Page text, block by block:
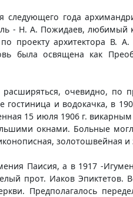
года
- Н. А. Пожидаев, любимый
проекту архитектора В.
была освящена как
очевидно, по
и водокачка, в
15 июля 1906 г.
окнами. Больные
золотошвейная и
Паисия, а в 1917 -
прот. Иаков Эпиктетов.
Предполагалось